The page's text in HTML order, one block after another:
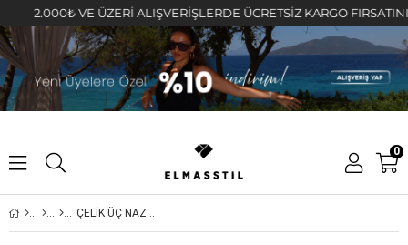
2.000₺ VE ÜZERİ ALIŞVERİŞLERDE ÜCRETSİZ KARGO FIRSATINI
0
ÇELİK ÜÇ NAZAR GÖZLÜ KOLYE 47cm